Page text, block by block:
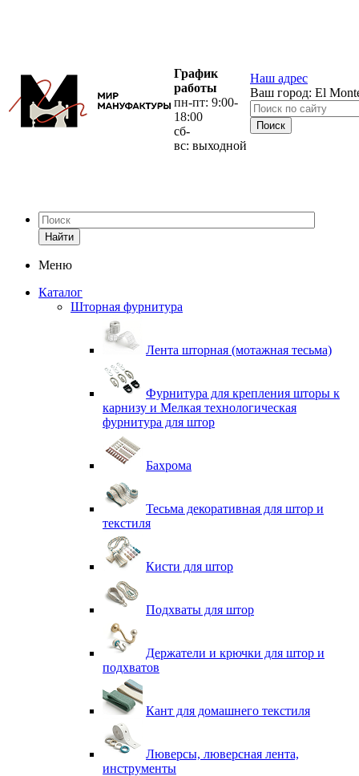
График
работы
пн-пт: 9:00-
18:00
сб-
вс: выходной
Наш адрес
Ваш город: El
Найти
Меню
Каталог
Шторная фурнитура
Лента шторная (мотажная тесьма)
Фурнитура для крепления шторы к
карнизу и Мелкая технологическая
фурнитура для штор
Бахрома
Тесьма декоративная для штор и
текстиля
Кисти для штор
Подхваты для штор
Держатели и крючки для штор и
подхватов
Кант для домашнего текстиля
Люверсы, люверсная лента,
инструменты